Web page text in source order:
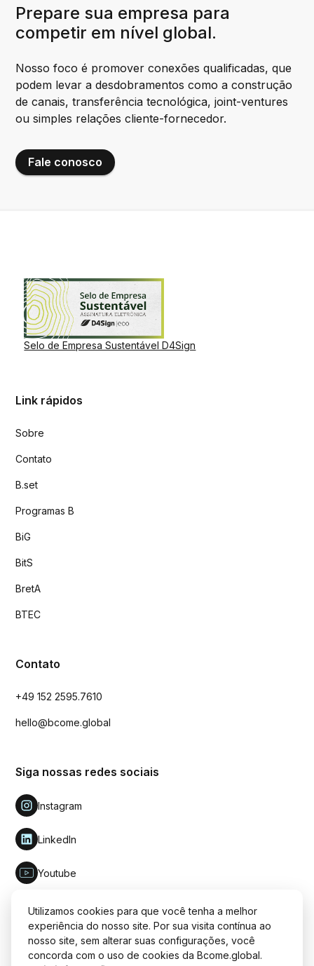
Prepare sua empresa para
competir em nível global.
Nosso foco é promover conexões qualificadas, que
podem levar a desdobramentos como a construção
de canais, transferência tecnológica, joint-ventures
ou simples relações cliente-fornecedor.
Fale conosco
Selo de Empresa Sustentável D4Sign
Link rápidos
Sobre
Contato
B.set
Programas B
BiG
BitS
BretA
BTEC
Contato
+49 152 2595.7610
hello@bcome.global
Siga nossas redes sociais
Instagram
LinkedIn
Youtube
Feito com conhecimento por: BUUK
Utilizamos cookies para que você tenha a melhor
experiência do nosso site. Por sua visita contínua ao
nosso site, sem alterar suas configurações, você
concorda com o uso de cookies da Bcome.global.